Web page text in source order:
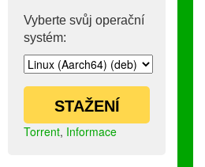
Vyberte svůj operační
systém:
STAŽENÍ
Torrent, Informace